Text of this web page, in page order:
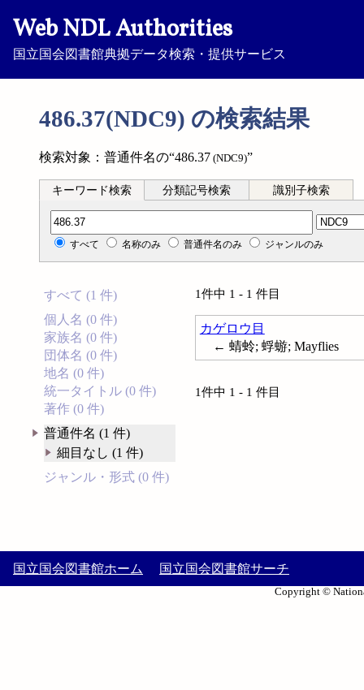
Web NDL Authorities
国立国会図書館典拠データ検索・提供サービス
486.37(NDC9) の検索結果
検索対象：普通件名の“486.37 (NDC9)”
キーワード検索 分類記号検索 識別子検索
分類記号検索
すべて 名称のみ 普通件名のみ ジャンルのみ
すべて (1 件)
個人名 (0 件)
家族名 (0 件)
団体名 (0 件)
地名 (0 件)
統一タイトル (0 件)
著作 (0 件)
普通件名 (1 件)
細目なし (1 件)
ジャンル・形式 (0 件)
1件中 1 - 1 件目
カゲロウ目
← 蜻蛉; 蜉蝣; Mayflies
1件中 1 - 1 件目
国立国会図書館ホーム 国立国会図書館サーチ
Copyright ©